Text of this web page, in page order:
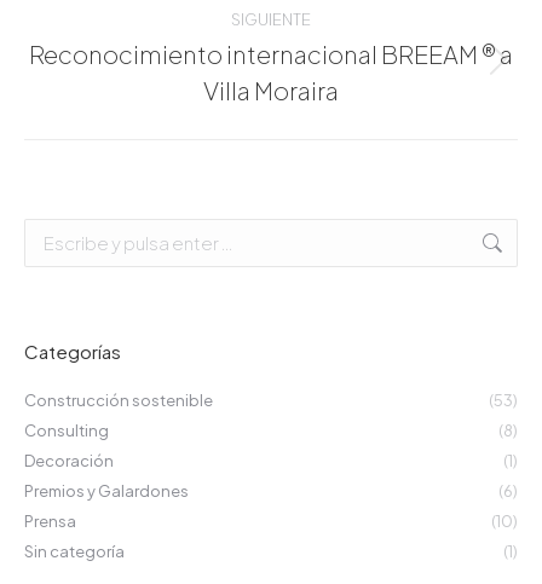
SIGUIENTE
Publicación
siguiente:
Reconocimiento internacional BREEAM ® a
Villa Moraira
Categorías
Construcción sostenible
(53)
Consulting
(8)
Decoración
(1)
Premios y Galardones
(6)
Prensa
(10)
Sin categoría
(1)